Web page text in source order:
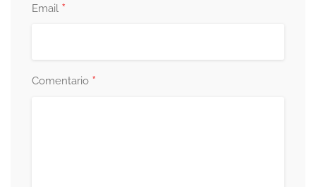
Email *
Comentario *